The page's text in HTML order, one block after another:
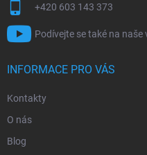
+420 603 143 373
Podívejte se také na
INFORMACE PRO VÁS
Kontakty
O nás
Blog